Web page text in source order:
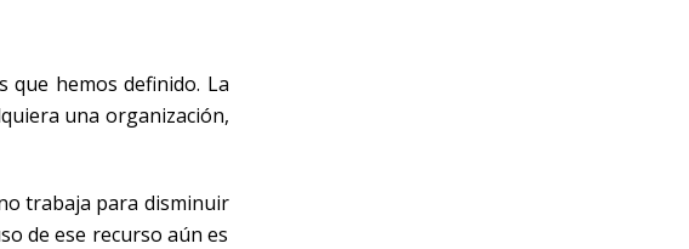
que hemos definido. La
una organización,
trabaja para disminuir
de ese recurso aún es